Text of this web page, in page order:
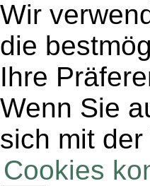
Wir
die
Ihre
Wenn Sie
sich mit
Cookies